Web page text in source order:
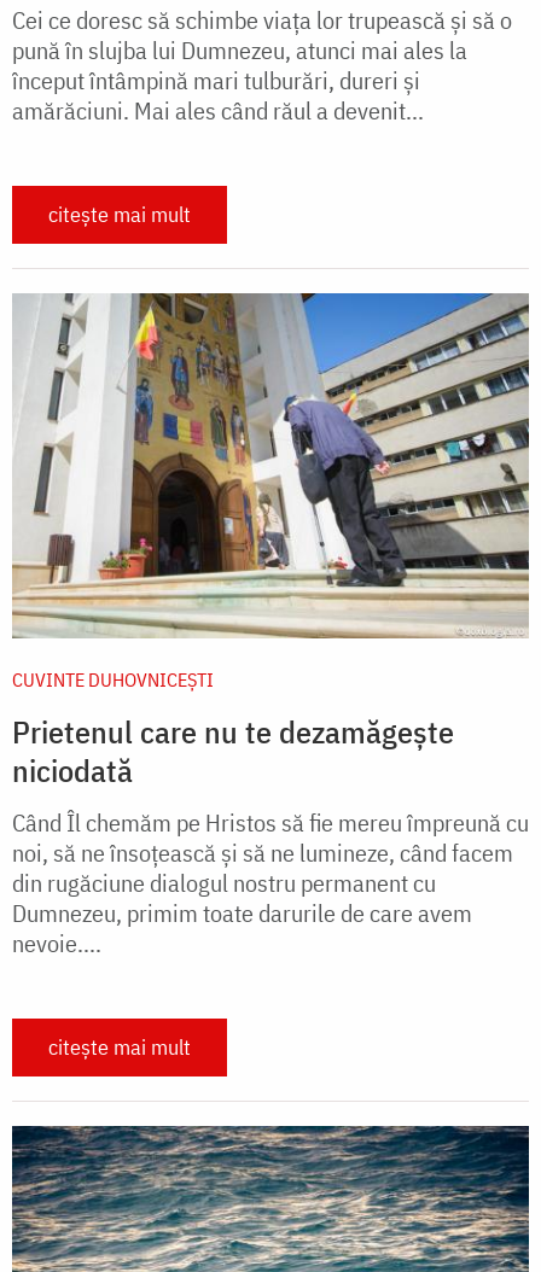
Cei ce doresc să schimbe viața lor trupească și să o
pună în slujba lui Dumnezeu, atunci mai ales la
început întâmpină mari tulburări, dureri și
amărăciuni. Mai ales când răul a devenit...
citește mai mult
CUVINTE DUHOVNICEȘTI
Prietenul care nu te dezamăgește
niciodată
Când Îl chemăm pe Hristos să fie mereu împreună cu
noi, să ne însoțească și să ne lumineze, când facem
din rugăciune dialogul nostru permanent cu
Dumnezeu, primim toate darurile de care avem
nevoie....
citește mai mult